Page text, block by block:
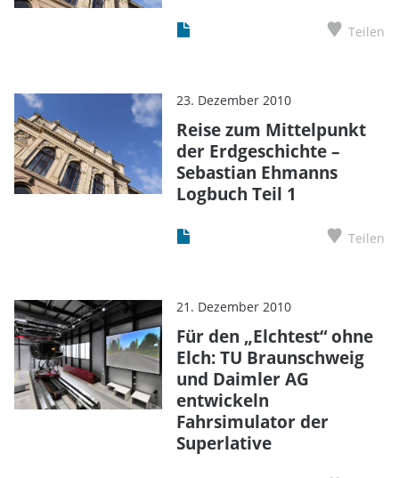
Teilen
23. Dezember 2010
Reise zum Mittelpunkt
der Erdgeschichte –
Sebastian Ehmanns
Logbuch Teil 1
Teilen
21. Dezember 2010
Für den „Elchtest“ ohne
Elch: TU Braunschweig
und Daimler AG
entwickeln
Fahrsimulator der
Superlative